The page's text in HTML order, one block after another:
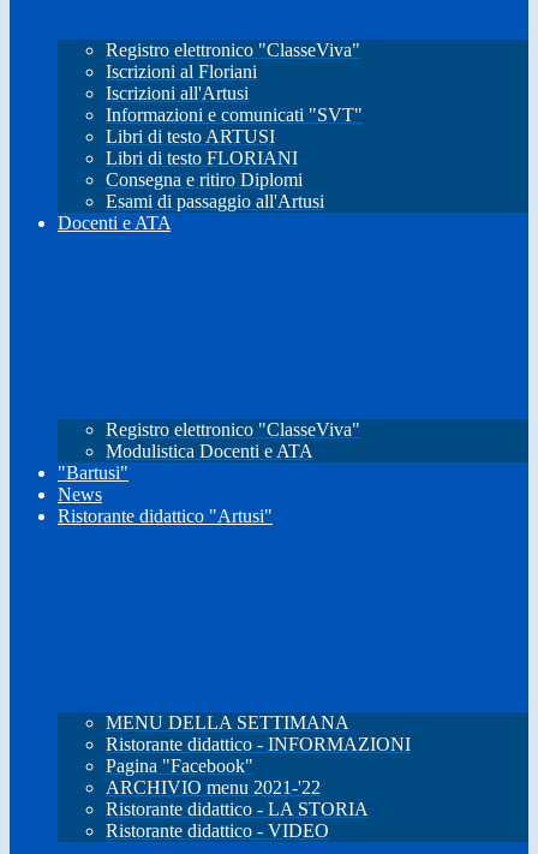
Registro elettronico "ClasseViva"
Iscrizioni al Floriani
Iscrizioni all'Artusi
Informazioni e comunicati "SVT"
Libri di testo ARTUSI
Libri di testo FLORIANI
Consegna e ritiro Diplomi
Esami di passaggio all'Artusi
Docenti e ATA
Registro elettronico "ClasseViva"
Modulistica Docenti e ATA
"Bartusi"
News
Ristorante didattico "Artusi"
MENU DELLA SETTIMANA
Ristorante didattico - INFORMAZIONI
Pagina "Facebook"
ARCHIVIO menu 2021-'22
Ristorante didattico - LA STORIA
Ristorante didattico - VIDEO